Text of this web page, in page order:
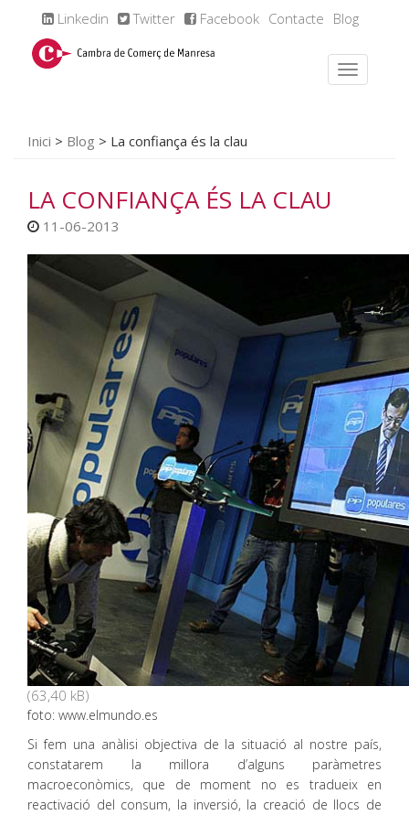
Linkedin Twitter Facebook Contacte Blog
Inici > Blog > La confiança és la clau
LA CONFIANÇA ÉS LA CLAU
11-06-2013
foto: www.elmundo.es
Si fem una anàlisi objectiva de la situació al nostre país,
constatarem la millora d’alguns paràmetres
macroeconòmics, que de moment no es tradueix en
reactivació del consum, la inversió, la creació de llocs de